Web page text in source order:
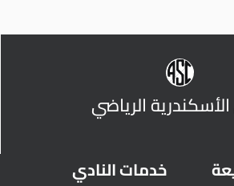
الرياضي
خدمات النادي